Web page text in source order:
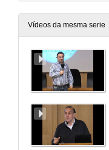
Vídeos da mesma serie